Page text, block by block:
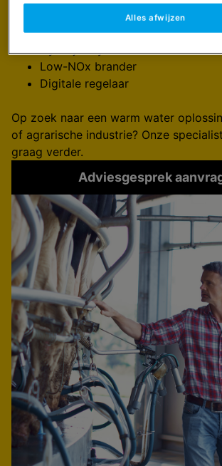
Thermostaat (tot 82°C)
Dubbel geëmailleerde
Hydrojet Systeem
Low-NOx brander
Digitale regelaar
Op zoek naar een warm water
of agrarische industrie? Onze
graag verder.
Adviesgesprek
Alles afwijzen